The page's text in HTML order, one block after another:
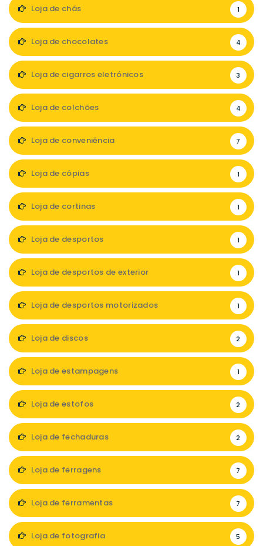
Loja de chás 1
Loja de chocolates 4
Loja de cigarros eletrónicos 3
Loja de colchões 4
Loja de conveniência 7
Loja de cópias 1
Loja de cortinas 1
Loja de desportos 1
Loja de desportos de exterior 1
Loja de desportos motorizados 1
Loja de discos 2
Loja de estampagens 1
Loja de estofos 2
Loja de fechaduras 2
Loja de ferragens 7
Loja de ferramentas 7
Loja de fotografia 5